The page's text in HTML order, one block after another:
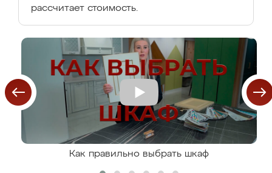
рассчитает стоимость.
Как правильно выбрать шкаф